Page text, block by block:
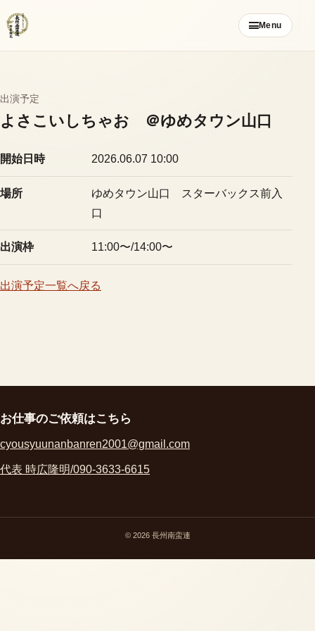
ン
テ
へ
ス
ッ
プ
Menu
ご挨拶
ブログ
出演予定
よさこいしちゃお ＠ゆめタウン山口
開始日時 2026.06.07 10:00
場所
ゆめタウン山口 スターバックス前入
口
出演枠 11:00〜/14:00〜
出演予定一覧へ戻る
お仕事のご依頼はこちら
cyousyuunanbanren2001@gmail.com
代表 時広隆明/090-3633-6615
© 2026 長州南蛮連